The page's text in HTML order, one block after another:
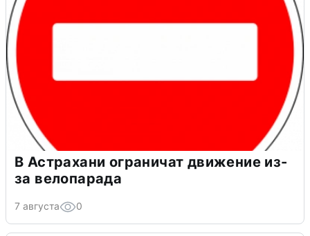
В Астрахани ограничат движение из-
за велопарада
7 августа 0